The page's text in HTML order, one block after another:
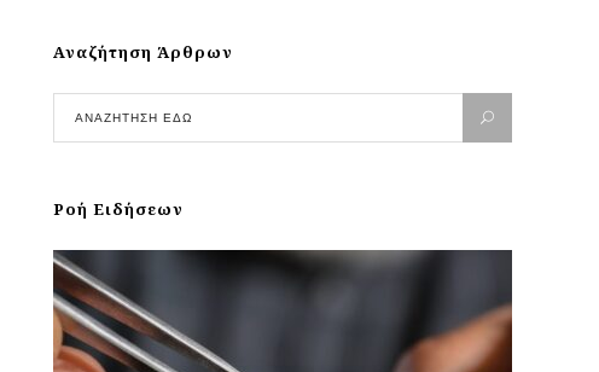
Αναζήτηση Άρθρων
Ροή Ειδήσεων